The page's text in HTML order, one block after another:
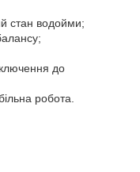
стан водойми;
до
робота.